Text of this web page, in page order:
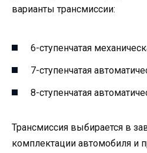
варианты трансмиссии:
6-ступенчатая
7-ступенчатая
8-ступенчатая
Трансмиссия выбирается в
комплектации автомобиля и